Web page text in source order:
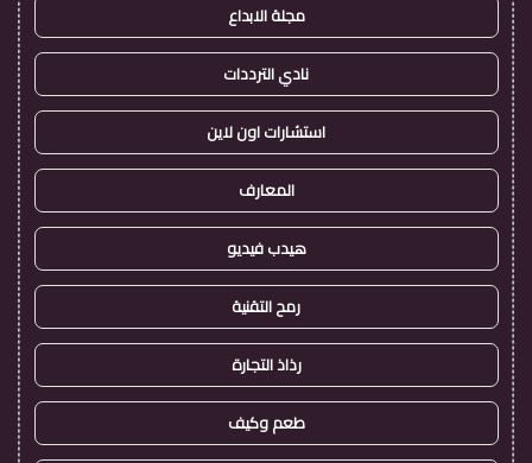
مجلة الابداع
نادي الترددات
استشارات اون لاين
المعارف
هيدب فيديو
رمح التقنية
رذاذ التجارة
طعم وكيف